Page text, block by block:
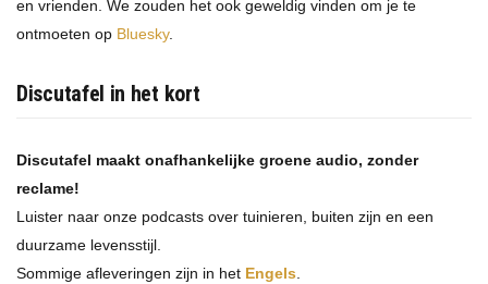
en vrienden. We zouden het ook geweldig vinden om je te
ontmoeten op Bluesky.
Discutafel in het kort
Discutafel maakt onafhankelijke groene audio, zonder
reclame!
Luister naar onze podcasts over tuinieren, buiten zijn en een
duurzame levensstijl.
Sommige afleveringen zijn in het Engels